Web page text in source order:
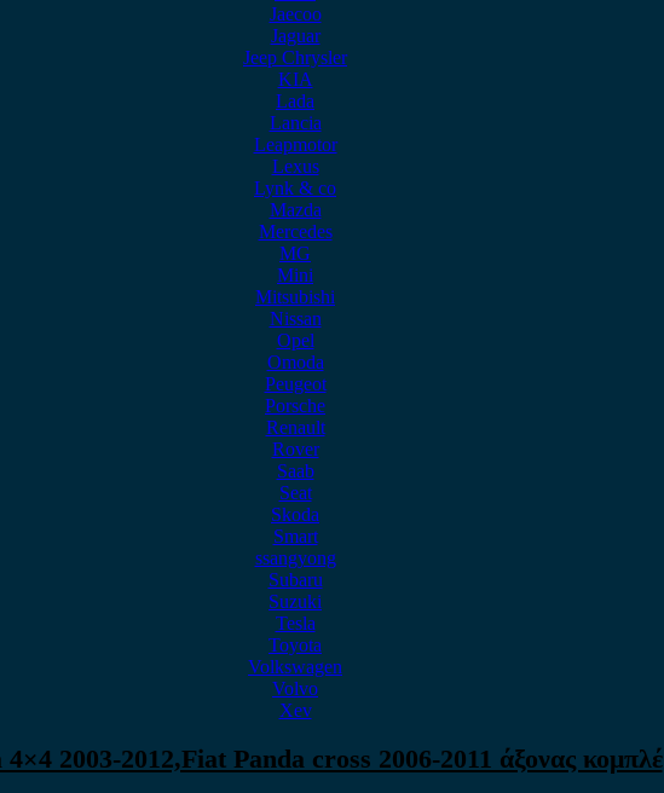
Jaecoo
Jaguar
Jeep Chrysler
KIA
Lada
Lancia
Leapmotor
Lexus
Lynk & co
Mazda
Mercedes
MG
Mini
Mitsubishi
Nissan
Opel
Omoda
Peugeot
Porsche
Renault
Rover
Saab
Seat
Skoda
Smart
ssangyong
Subaru
Suzuki
Tesla
Toyota
Volkswagen
Volvo
Xev
2003-2012,Fiat Panda cross 2006-2011 άξονας κομπλέ